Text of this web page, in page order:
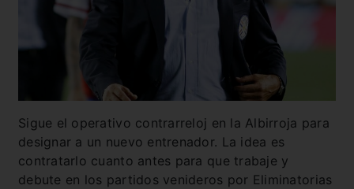
Sigue el operativo contrarreloj en la Albirroja para
designar a un nuevo entrenador. La idea es
contratarlo cuanto antes para que trabaje y
debute en los partidos venideros por Eliminatorias